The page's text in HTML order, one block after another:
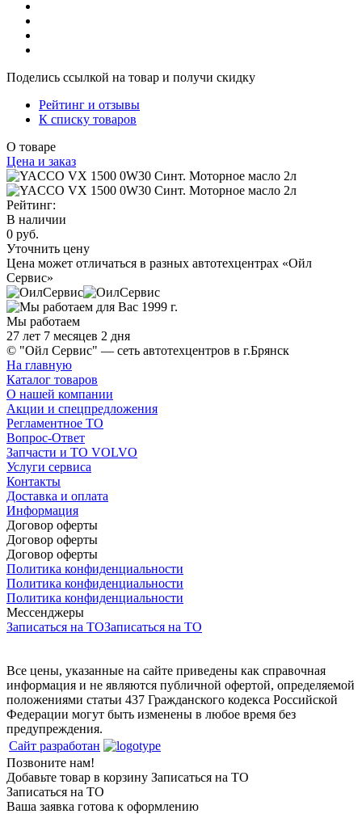
Поделись ссылкой на товар и получи скидку
Рейтинг и отзывы
К списку товаров
О товаре
Цена и заказ
Рейтинг:
В наличии
0 руб.
Уточнить цену
Цена может отличаться в разных автотехцентрах «Ойл
Сервис»
Мы работаем
27 лет 7 месяцев 2 дня
© "Ойл Сервис" — сеть автотехцентров в г.Брянск
На главную
Каталог товаров
О нашей компании
Акции и спецпредложения
Регламентное ТО
Вопрос-Ответ
Запчасти и ТО VOLVO
Услуги сервиса
Контакты
Доставка и оплата
Информация
Договор оферты
Договор оферты
Договор оферты
Политика конфиденциальности
Политика конфиденциальности
Политика конфиденциальности
Мессенджеры
Записаться на ТОЗаписаться на ТО
Все цены, указанные на сайте приведены как справочная
информация и не являются публичной офертой, определяемой
положениями статьи 437 Гражданского кодекса Российской
Федерации могут быть изменены в любое время без
предупреждения.
Сайт разработан
Позвоните нам!
Добавьте товар в корзину Записаться на ТО
Записаться на ТО
Ваша заявка готова к оформлению